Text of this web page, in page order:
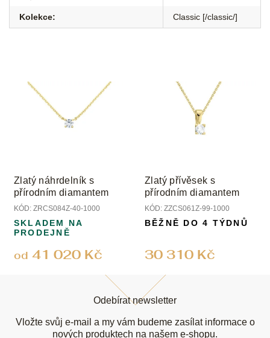
Kolekce: Classic [/classic/]
Zlatý náhrdelník s
přírodním diamantem
KÓD: ZRCS084Z-40-1000
od 41 020 Kč
SKLADEM NA
PRODEJNĚ
Zlatý přívěsek s
přírodním diamantem
KÓD: ZZCS061Z-99-1000
30 310 Kč
BĚŽNĚ DO 4 TÝDNŮ
Odebírat newsletter
Vložte svůj e-mail a my vám budeme zasílat informace o
nových produktech na našem e-shopu.